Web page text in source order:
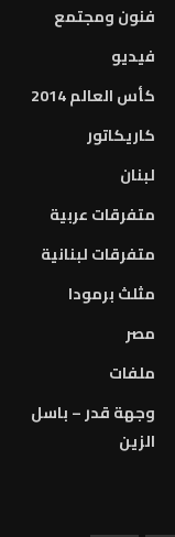
فنون ومجتمع
فيديو
كأس العالم 2014
كاريكاتور
لبنان
متفرقات عربية
متفرقات لبنانية
مثلث برمودا
مصر
ملفات
وجهة قدر – باسل
الزين